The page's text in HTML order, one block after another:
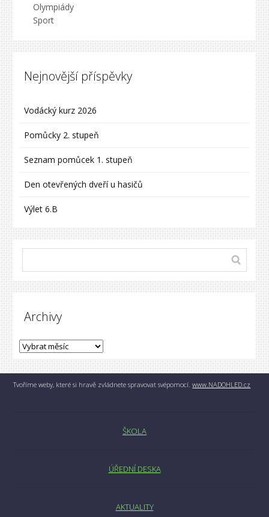
Olympiády
Sport
Nejnovější příspěvky
Vodácký kurz 2026
Pomůcky 2. stupeň
Seznam pomůcek 1. stupeň
Den otevřených dveří u hasičů
Výlet 6.B
Archivy
Tvoříme weby, které si hravě zvládnete spravovat svépomocí.www.NADOHLED.cz
ŠKOLA
ÚŘEDNÍ DESKA
AKTUALITY